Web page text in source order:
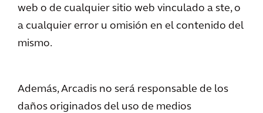
web o de cualquier sitio web vinculado a ste, o
a cualquier error u omisión en el contenido del
mismo.
Además, Arcadis no será responsable de los
daños originados del uso de medios